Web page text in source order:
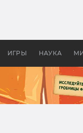
ИГРЫ НАУКА
апокалипсис,